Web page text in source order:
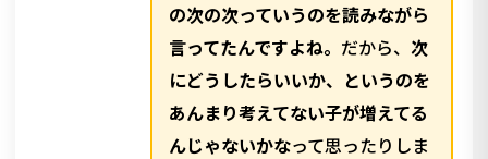
の次の次っていうのを読みながら
言ってたんですよね。 だから、 次
にどうしたらいいか、というのを
あんまり考えてない子が増えてる
んじゃないかなって思ったりしま